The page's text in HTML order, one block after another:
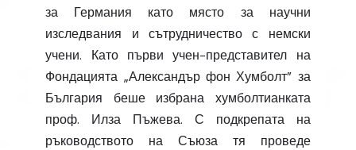
за Германия като място за научни
изследвания и сътрудничество с немски
учени. Като първи учен-представител на
Фондацията „Александър фон Хумболт” за
България беше избрана хумболтианката
проф. Илза Пъжева. С подкрепата на
ръководството на Съюза тя проведе